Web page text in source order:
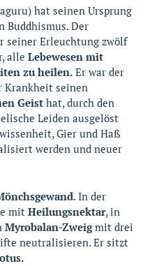
hat seinen Ursprung
Buddhismus. Der
seiner Erleuchtung zwölf
alle Lebewesen mit
zu heilen. Er war der
Krankheit seinen
Geist hat, durch den
Leiden ausgelöst
Gier und Haß
werden und neuer
. In der
mit Heilungsnektar, in
Myrobalan-Zweigmit drei
neutralisieren. Er sitzt